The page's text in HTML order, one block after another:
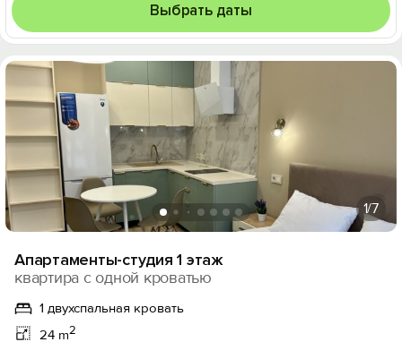
Выбрать даты
1/7
Апартаменты-студия 1 этаж
квартира с одной кроватью
1 двухспальная кровать
24 m2